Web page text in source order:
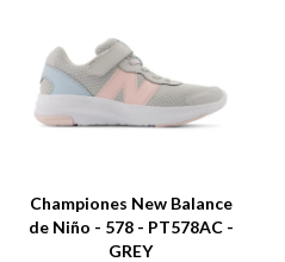
Championes New Balance
de Niño - 578 - PT578AC -
GREY